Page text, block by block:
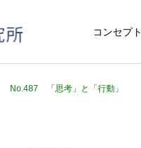
コンセプト
No.487 「思考」と「行動」